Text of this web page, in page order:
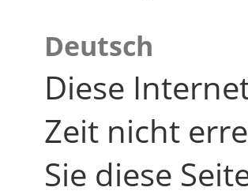
Deutsch
Diese
Zeit nicht
Sie diese